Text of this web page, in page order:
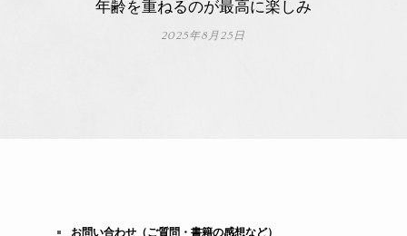
年齢を重ねるのが最高に楽しみ
2025年8月25日
お問い合わせ（ご質問・書籍の感想など）